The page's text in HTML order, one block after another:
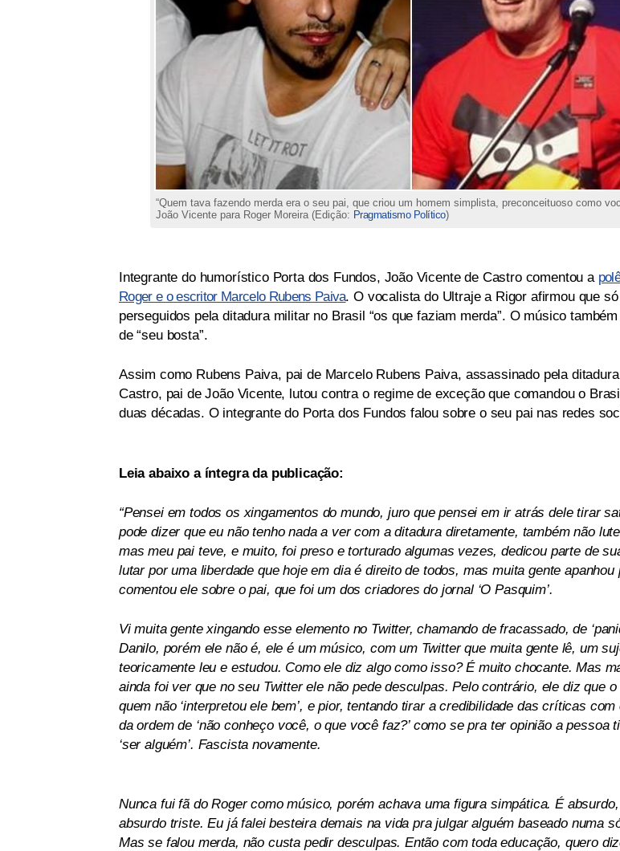
“Quem tava fazendo merda era o seu pai, que criou um homem simplista, preconceituoso como
João Vicente para Roger Moreira (Edição: Pragmatismo Político)
Integrante do humorístico Porta dos Fundos, João Vicente de Castro comentou a
Roger e o escritor Marcelo Rubens Paiva. O vocalista do Ultraje a Rigor afirmou que
perseguidos pela ditadura militar no Brasil “os que faziam merda”. O músico
de “seu bosta”.
Assim como Rubens Paiva, pai de Marcelo Rubens Paiva, assassinado pela
Castro, pai de João Vicente, lutou contra o regime de exceção que comandou o
duas décadas. O integrante do Porta dos Fundos falou sobre o seu pai nas redes
Leia abaixo a íntegra da publicação:
“Pensei em todos os xingamentos do mundo, juro que pensei em ir atrás dele tirar
pode dizer que eu não tenho nada a ver com a ditadura diretamente, também não
mas meu pai teve, e muito, foi preso e torturado algumas vezes, dedicou parte de
lutar por uma liberdade que hoje em dia é direito de todos, mas muita gente apanhou
comentou ele sobre o pai, que foi um dos criadores do jornal ‘O Pasquim’.
Vi muita gente xingando esse elemento no Twitter, chamando de fracassado, de
Danilo, porém ele não é, ele é um músico, com um Twitter que muita gente lê, um
teoricamente leu e estudou. Como ele diz algo como isso? É muito chocante. Mas
ainda foi ver que no seu Twitter ele não pede desculpas. Pelo contrário, ele diz que o
quem não ‘interpretou ele bem’, e pior, tentando tirar a credibilidade das críticas
da ordem de ‘não conheço você, o que você faz?’ como se pra ter opinião a pessoa
‘ser alguém’. Fascista novamente.
Nunca fui fã do Roger como músico, porém achava uma figura simpática. É
absurdo triste. Eu já falei besteira demais na vida pra julgar alguém baseado numa
Mas se falou merda, não custa pedir desculpas. Então com toda educação, quero